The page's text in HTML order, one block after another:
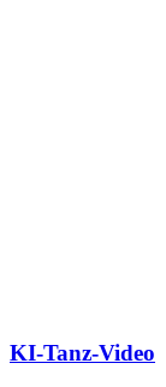
KI-Tanz-Video